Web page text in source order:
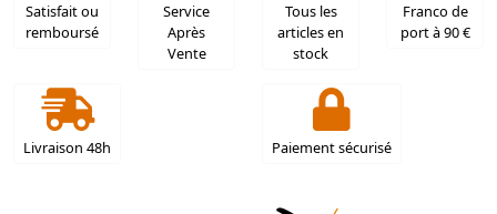
Satisfait ou
remboursé
Service
Après
Vente
Tous les
articles en
stock
Franco de
port à 90 €
Livraison 48h Paiement sécurisé